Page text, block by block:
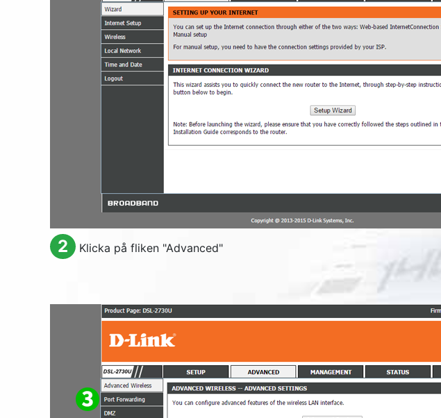
2 Klicka på fliken "Advanced"